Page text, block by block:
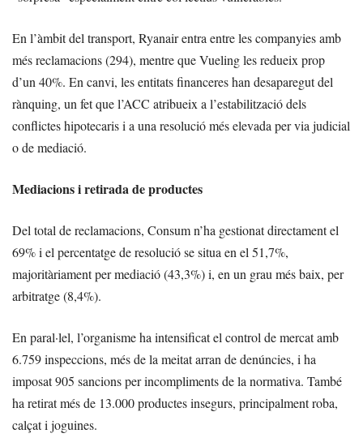
En l’àmbit del transport, Ryanair entra entre les companyies amb
més reclamacions (294), mentre que Vueling les redueix prop
d’un 40%. En canvi, les entitats financeres han desaparegut del
rànquing, un fet que l’ACC atribueix a l’estabilització dels
conflictes hipotecaris i a una resolució més elevada per via judicial
o de mediació.
Mediacions i retirada de productes
Del total de reclamacions, Consum n’ha gestionat directament el
69% i el percentatge de resolució se situa en el 51,7%,
majoritàriament per mediació (43,3%) i, en un grau més baix, per
arbitratge (8,4%).
En paral·lel, l’organisme ha intensificat el control de mercat amb
6.759 inspeccions, més de la meitat arran de denúncies, i ha
imposat 905 sancions per incompliments de la normativa. També
ha retirat més de 13.000 productes insegurs, principalment roba,
calçat i joguines.